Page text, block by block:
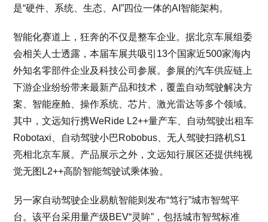
是“硬件、系统、生态、AI”四位一体的AI智能架构。
智能化赛道上，狂奔的不仅是整车企业。据北京车展组委
会相关人士透露，本届车展共吸引13个国家近500家海内
外知名零部件企业及科技公司参展。参展的汽车供应链上
下游企业纷纷带来最新产品和技术，覆盖自动驾驶解决方
案、智能座舱、操作系统、芯片、激光雷达等多个领域。
其中，文远知行携WeRide L2++量产车、自动驾驶出租车
Robotaxi、自动驾驶小巴Robobus、无人驾驶扫路机S1
亮相北京车展。产品展示之外，文远知行展区还提供纯视
觉无图L2++高阶智能驾驶试乘体验。
另一家自动驾驶企业易航智能则发布“笃行”城市智驾平
台。该平台采用量产级BEV“灵眸”，包括城市智驾标准